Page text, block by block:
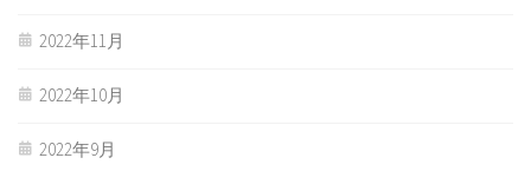
2022年11月
2022年10月
2022年9月